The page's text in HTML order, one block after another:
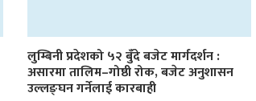
लुम्बिनी प्रदेशको ५२ बुँदे बजेट मार्गदर्शन :
असारमा तालिम–गोष्ठी रोक, बजेट अनुशासन
उल्लङ्घन गर्नेलाई कारबाही